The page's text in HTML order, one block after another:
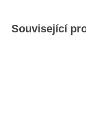
Související